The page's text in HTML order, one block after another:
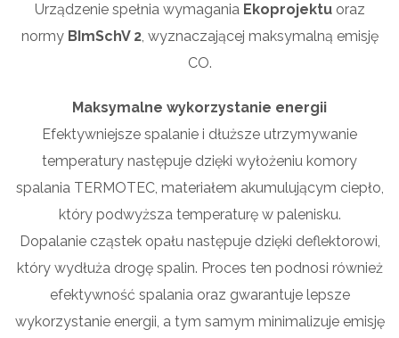
Urządzenie spełnia wymagania Ekoprojektuoraz
normy BImSchV 2, wyznaczającej maksymalną emisję
CO.
Maksymalne wykorzystanie energii
Efektywniejsze spalanie i dłuższe utrzymywanie
temperatury następuje dzięki wyłożeniu komory
spalania TERMOTEC, materiałem akumulującym ciepło,
który podwyższa temperaturę w palenisku.
Dopalanie cząstek opału następuje dzięki deflektorowi,
który wydłuża drogę spalin. Proces ten podnosi również
efektywność spalania oraz gwarantuje lepsze
wykorzystanie energii, a tym samym minimalizuje emisję